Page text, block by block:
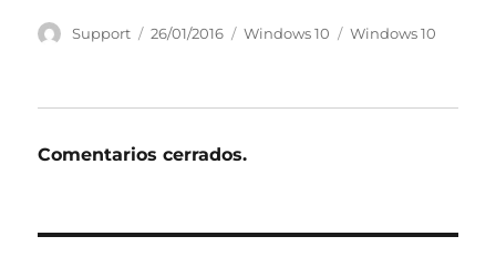
Autor
Support
Publicado
26/01/2016 Categorías
Windows 10 Etiquetas
Windows 10
Comentarios cerrados.